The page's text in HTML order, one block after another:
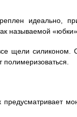
идеально,
называемой
щели силиконом.